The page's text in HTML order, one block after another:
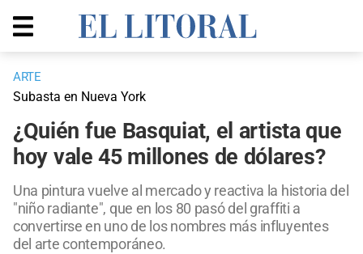
ARTE
Subasta en Nueva York
¿Quién fue Basquiat, el artista que
hoy vale 45 millones de dólares?
Una pintura vuelve al mercado y reactiva la historia del
"niño radiante", que en los 80 pasó del graffiti a
convertirse en uno de los nombres más influyentes
del arte contemporáneo.